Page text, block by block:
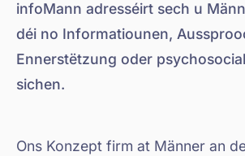
infoMann adresséirt sech u
déi no Informatiounen,
Ennerstëtzung oder
sichen.
Ons Konzept firm at Männer an